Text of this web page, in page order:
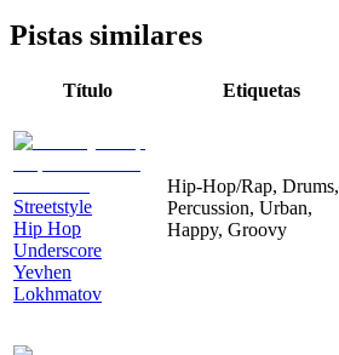
Pistas similares
Título Etiquetas
Streetstyle
Hip Hop
Underscore
Yevhen
Lokhmatov
Hip-Hop/Rap, Drums,
Percussion, Urban,
Happy, Groovy